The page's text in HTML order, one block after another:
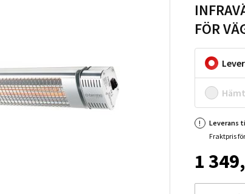
FÖR
Leverans
Fraktpris
1